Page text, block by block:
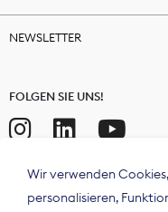
NEWSLETTER
FOLGEN SIE UNS!
Wir verwenden
personalisieren,